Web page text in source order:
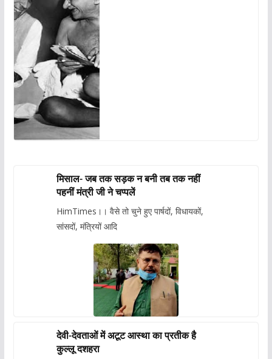
मिसाल- जब तक सड़क न बनी तब तक नहीं
पहनीं मंत्री जी ने चप्पलें
HimTimes।। वैसे तो चुने हुए पार्षदों, विधायकों,
सांसदों, मंत्रियों आदि
देवी-देवताओं में अटूट आस्था का प्रतीक है
कुल्लू दशहरा